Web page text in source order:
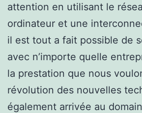
attention en utilisant le
ordinateur et une
il est tout a fait possible de
avec n’importe quelle
la prestation que nous
révolution des nouvelles
également arrivée au